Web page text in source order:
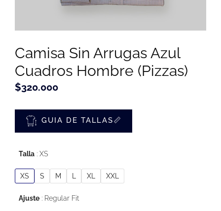
Camisa Sin Arrugas Azul
Cuadros Hombre (Pizzas)
$320.000
GUIA DE TALLAS📏
Talla XS
XS S M L XL XXL
Ajuste Regular Fit